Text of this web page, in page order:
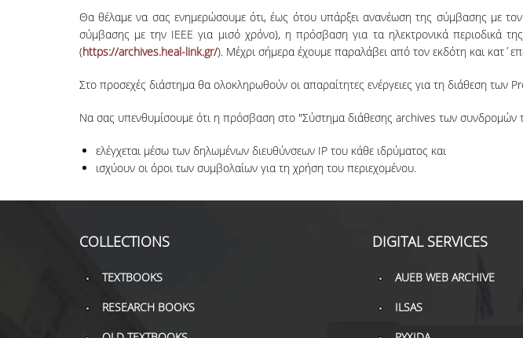
Θα θέλαμε να σας ενημερώσουμε ότι, έως ότου υπάρξει ανανέωση της σύμβασης με
σύμβασης με την IEEE για μισό χρόνο), η πρόσβαση για τα ηλεκτρονικά περιοδικά
(https://archives.heal-link.gr/). Μέχρι σήμερα έχουμε παραλάβει από τον εκδότη και
Στο προσεχές διάστημα θα ολοκληρωθούν οι απαραίτητες ενέργειες για τη διάθεση των
Να σας υπενθυμίσουμε ότι η πρόσβαση στο "Σύστημα διάθεσης archives των συνδρομών
ελέγχεται μέσω των δηλωμένων διευθύνσεων IP του κάθε ιδρύματος και
ισχύουν οι όροι των συμβολαίων για τη χρήση του περιεχομένου.
COLLECTIONS
TEXTBOOKS
RESEARCH BOOKS
DIGITAL SERVICES
AUEB WEB ARCHIVE
ILSAS